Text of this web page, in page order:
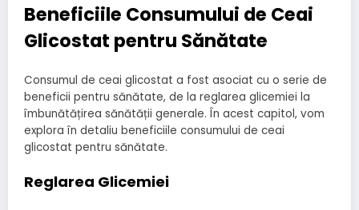
Beneficiile Consumului de Ceai
Glicostat pentru Sănătate
Consumul de ceai glicostat a fost asociat cu o serie de
beneficii pentru sănătate, de la reglarea glicemiei la
îmbunătățirea sănătății generale. În acest capitol, vom
explora în detaliu beneficiile consumului de ceai
glicostat pentru sănătate.
Reglarea Glicemiei